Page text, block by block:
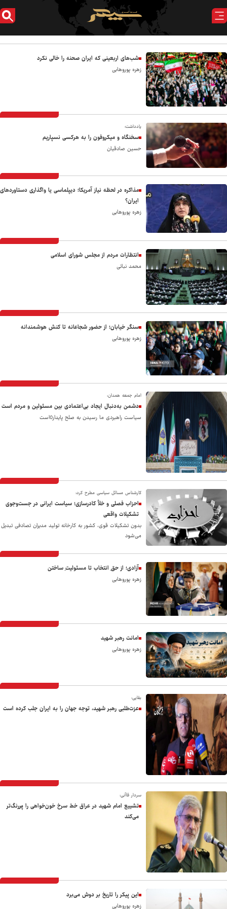
شب‌های اربعینی که ایران صحنه را خالی نکرد
زهره پوروهابی
یادداشت؛
سخنگاه و میکروفون را به هرکسی نسپاریم
حسین صادقیان
مذاکره در لحظه نیاز آمریکا؛ دیپلماسی یا واگذاری دستاوردهای
ایران؟
زهره پوروهابی
انتظارات مردم از مجلس شورای اسلامی
محمد نباتی
سنگر خیابان؛ از حضور شجاعانه تا کنش هوشمندانه
زهره پوروهابی
امام جمعه همدان:
دشمن به‌دنبال ایجاد بی‌اعتمادی بین مسئولین و مردم است
سیاست راهبردی ما رسیدن به صلح پایدار0است
کارشناس مسائل سیاسی مطرح کرد:
احزاب فصلی و خلأ کادرسازی؛ سیاست ایرانی در جست‌وجوی
تشکیلات واقعی
بدون تشکیلات قوی، کشور به کارخانه تولید مدیران تصادفی تبدیل
می‌شود
آزادی؛ از حقِ انتخاب تا مسئولیتِ ساختن
زهره پوروهابی
امانت رهبر شهید
زهره پوروهابی
بقایی:
عزت‌طلبی رهبر شهید، توجه جهان را به ایران جلب کرده است
سردار قاآنی:
تشییع امام شهید در عراق خط سرخ خون‌خواهی را پُررنگ‌تر
می‌کند
این پیکر را تاریخ بر دوش می‌برد
زهره پوروهابی